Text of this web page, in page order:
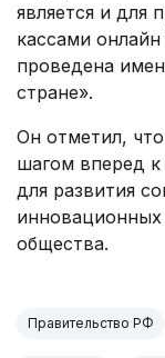
является и для
кассами
проведена
стране».
Он отметил,
шагом вперед
для развития
общества.
Правительство РФ